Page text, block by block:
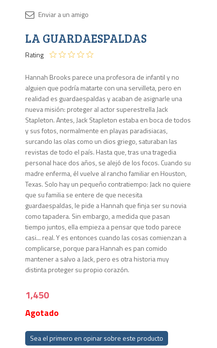
LA GUARDAESPALDAS
Rating
Hannah Brooks parece una profesora de infantil y no
alguien que podría matarte con una servilleta, pero en
realidad es guardaespaldas y acaban de asignarle una
nueva misión: proteger al actor superestrella Jack
Stapleton. Antes, Jack Stapleton estaba en boca de todos
y sus fotos, normalmente en playas paradisiacas,
surcando las olas como un dios griego, saturaban las
revistas de todo el país. Hasta que, tras una tragedia
personal hace dos años, se alejó de los focos. Cuando su
madre enferma, él vuelve al rancho familiar en Houston,
Texas. Solo hay un pequeño contratiempo: Jack no quiere
que su familia se entere de que necesita
guardaespaldas, le pide a Hannah que finja ser su novia
como tapadera. Sin embargo, a medida que pasan
tiempo juntos, ella empieza a pensar que todo parece
casi... real. Y es entonces cuando las cosas comienzan a
complicarse, porque para Hannah es pan comido
mantener a salvo a Jack, pero es otra historia muy
distinta proteger su propio corazón.
1,450
Agotado
Sea el primero en opinar sobre este producto